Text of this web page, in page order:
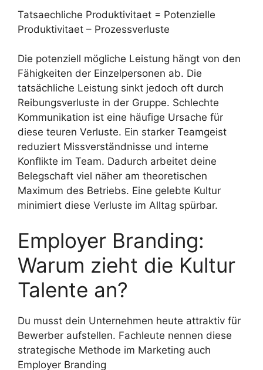
Tatsaechliche Produktivitaet = Potenzielle
Produktivitaet – Prozessverluste
Die potenziell mögliche Leistung hängt von den
Fähigkeiten der Einzelpersonen ab. Die
tatsächliche Leistung sinkt jedoch oft durch
Reibungsverluste in der Gruppe. Schlechte
Kommunikation ist eine häufige Ursache für
diese teuren Verluste. Ein starker Teamgeist
reduziert Missverständnisse und interne
Konflikte im Team. Dadurch arbeitet deine
Belegschaft viel näher am theoretischen
Maximum des Betriebs. Eine gelebte Kultur
minimiert diese Verluste im Alltag spürbar.
Employer Branding:
Warum zieht die Kultur
Talente an?
Du musst dein Unternehmen heute attraktiv für
Bewerber aufstellen. Fachleute nennen diese
strategische Methode im Marketing auch
Employer Branding